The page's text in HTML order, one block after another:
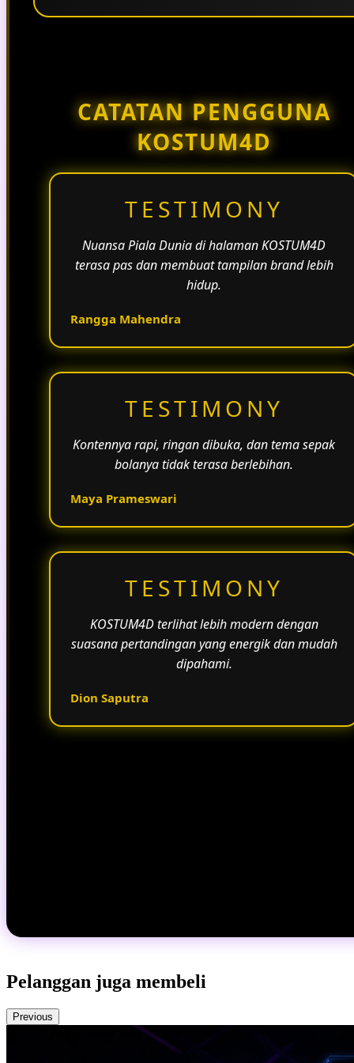
CATATAN PENGGUNA
KOSTUM4D
TESTIMONY
Nuansa Piala Dunia di halaman KOSTUM4D
terasa pas dan membuat tampilan brand lebih
hidup.
Rangga Mahendra
TESTIMONY
Kontennya rapi, ringan dibuka, dan tema sepak
bolanya tidak terasa berlebihan.
Maya Prameswari
TESTIMONY
KOSTUM4D terlihat lebih modern dengan
suasana pertandingan yang energik dan mudah
dipahami.
Dion Saputra
Pelanggan juga membeli
Previous